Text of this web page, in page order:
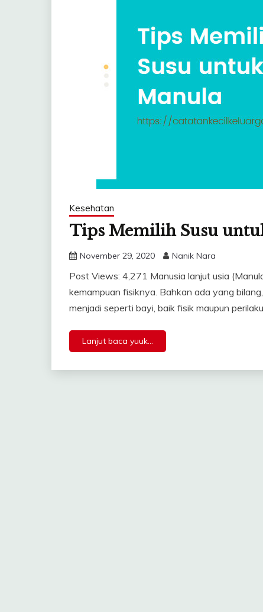
Kesehatan
Tips Memilih Susu
November 29, 2020 Nanik Nara
Post Views: 4,271 Manusia lanjut usia
kemampuan fisiknya. Bahkan ada yang
menjadi seperti bayi, baik fisik maupun
Lanjut baca yuuk...